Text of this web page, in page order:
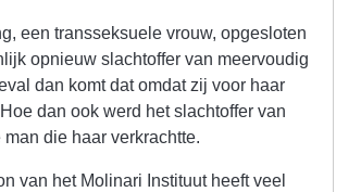
een transseksuele vrouw, opgesloten
opnieuw slachtoffer van meervoudig
dan komt dat omdat zij voor haar
dan ook werd het slachtoffer van
die haar verkrachtte.
van het Molinari Instituut heeft veel